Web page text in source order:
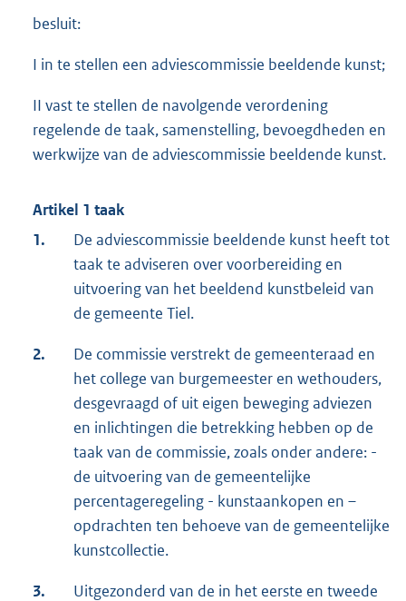
besluit:
I in te stellen een adviescommissie beeldende kunst;
II vast te stellen de navolgende verordening
regelende de taak, samenstelling, bevoegdheden en
werkwijze van de adviescommissie beeldende kunst.
Artikel 1 taak
1.
De adviescommissie beeldende kunst heeft tot
taak te adviseren over voorbereiding en
uitvoering van het beeldend kunstbeleid van
de gemeente Tiel.
2.
De commissie verstrekt de gemeenteraad en
het college van burgemeester en wethouders,
desgevraagd of uit eigen beweging adviezen
en inlichtingen die betrekking hebben op de
taak van de commissie, zoals onder andere: -
de uitvoering van de gemeentelijke
percentageregeling - kunstaankopen en –
opdrachten ten behoeve van de gemeentelijke
kunstcollectie.
3.
Uitgezonderd van de in het eerste en tweede